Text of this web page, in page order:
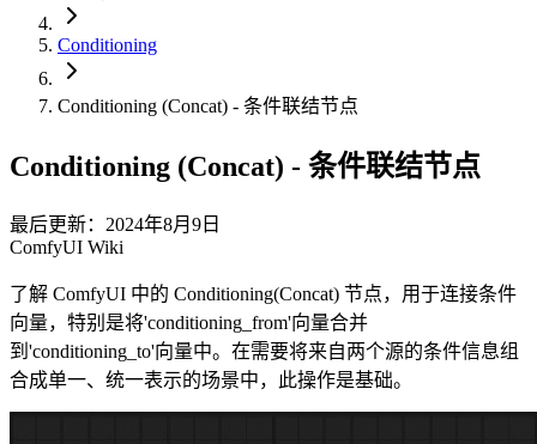
Conditioning
Conditioning (Concat) - 条件联结节点
Conditioning (Concat) - 条件联结节点
最后更新：2024年8月9日
ComfyUI Wiki
了解 ComfyUI 中的 Conditioning(Concat) 节点，用于连接条件
向量，特别是将'conditioning_from'向量合并
到'conditioning_to'向量中。在需要将来自两个源的条件信息组
合成单一、统一表示的场景中，此操作是基础。